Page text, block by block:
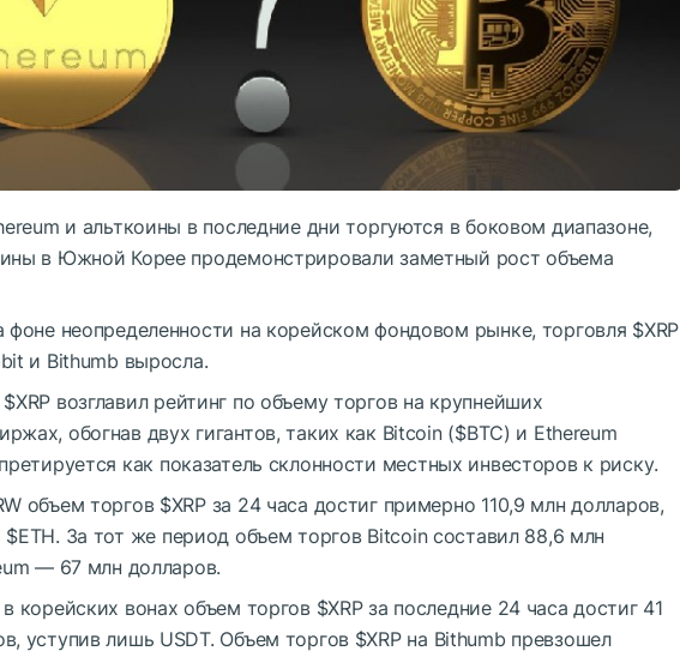
и альткоины в последние дни торгуются в боковом диапазоне,
в Южной Корее продемонстрировали заметный рост объема
фоне неопределенности на корейском фондовом рынке, торговля $XRP
и Bithumb выросла.
$XRP возглавил рейтинг по объему торгов на крупнейших
обогнав двух гигантов, таких как Bitcoin ($BTC) и Ethereum
как показатель склонности местных инвесторов к риску.
объем торгов $XRPза 24 часа достиг примерно 110,9 млн долларов,
$ETH. За тот же период объем торгов Bitcoin составил 88,6 млн
— 67 млн долларов.
корейских вонах объем торгов $XRPза последние 24 часа достиг 41
уступив лишь USDT. Объем торгов $XRPна Bithumb превзошел